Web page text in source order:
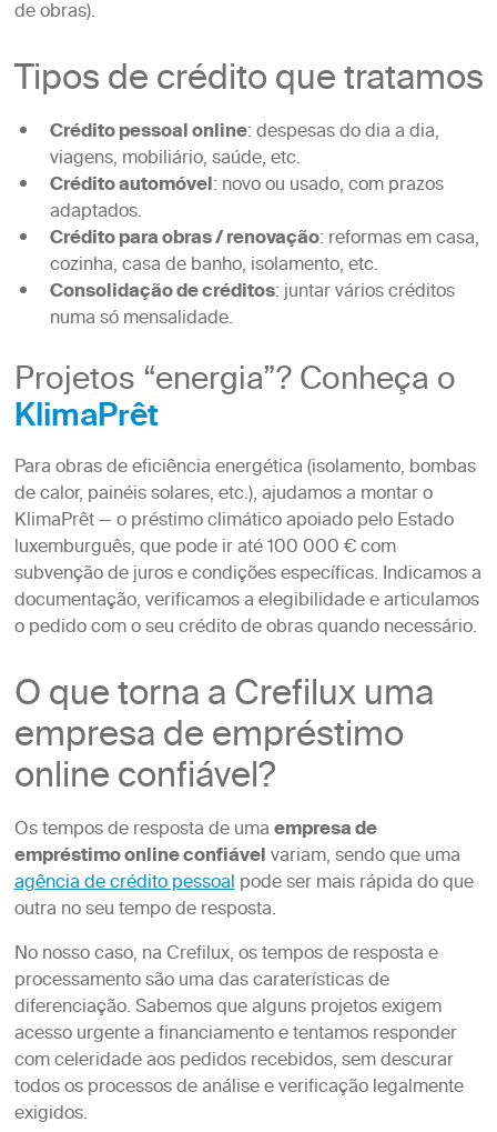
de obras).
Tipos de crédito que tratamos
Crédito pessoal online: despesas do dia a dia,
viagens, mobiliário, saúde, etc.
Crédito automóvel: novo ou usado, com prazos
adaptados.
Crédito para obras / renovação: reformas em casa,
cozinha, casa de banho, isolamento, etc.
Consolidação de créditos: juntar vários créditos
numa só mensalidade.
Projetos “energia”? Conheça o
KlimaPrêt
Para obras de eficiência energética (isolamento, bombas
de calor, painéis solares, etc.), ajudamos a montar o
KlimaPrêt — o préstimo climático apoiado pelo Estado
luxemburguês, que pode ir até 100 000 € com
subvenção de juros e condições específicas. Indicamos a
documentação, verificamos a elegibilidade e articulamos
o pedido com o seu crédito de obras quando necessário.
O que torna a Crefilux uma
empresa de empréstimo
online confiável?
Os tempos de resposta de umaempresa de
empréstimo online confiávelvariam, sendo que uma
agência de crédito pessoalpode ser mais rápida do que
outra no seu tempo de resposta.
No nosso caso, na Crefilux, os tempos de resposta e
processamento são uma das caraterísticas de
diferenciação. Sabemos que alguns projetos exigem
acesso urgente a financiamento e tentamos responder
com celeridade aos pedidos recebidos, sem descurar
todos os processos de análise e verificação legalmente
exigidos.